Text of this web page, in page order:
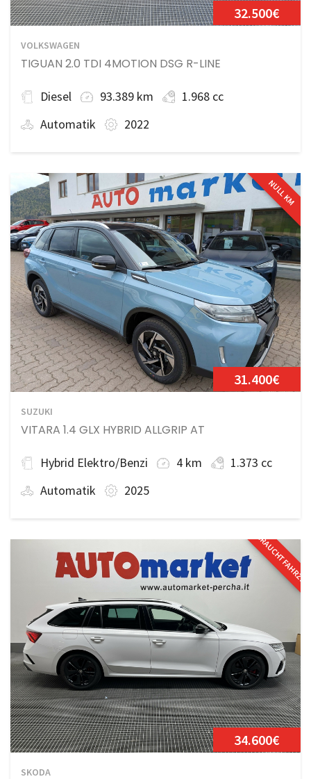
32.500€
VOLKSWAGEN
TIGUAN 2.0 TDI 4MOTION DSG R-LINE
Diesel 93.389 km
1.968 cc
Automatik
2022
NULL KM
31.400€
SUZUKI
VITARA 1.4 GLX HYBRID ALLGRIP AT
Hybrid Elektro/Benzi 4 km
1.373 cc
Automatik
2025
34.600€
SKODA